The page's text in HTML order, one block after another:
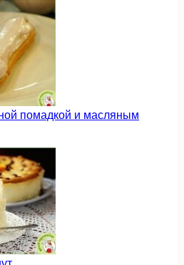
помадкой и масляным